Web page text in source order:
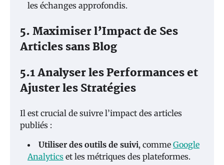
les échanges approfondis.
5. Maximiser l’Impact de Ses
Articles sans Blog
5.1 Analyser les Performances et
Ajuster les Stratégies
Il est crucial de suivre l’impact des articles
publiés :
Utiliser des outils de suivi, comme Google
Analytics et les métriques des plateformes.